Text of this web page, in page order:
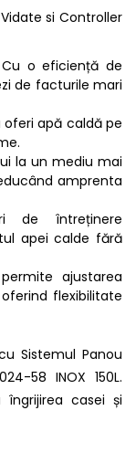
si Controller
o eficiență de
de facturile mari
oferi apă caldă pe
la un mediu mai
amprenta
de întreținere
apei calde fără
ajustarea
flexibilitate
Sistemul Panou
58 INOX 150L.
casei și